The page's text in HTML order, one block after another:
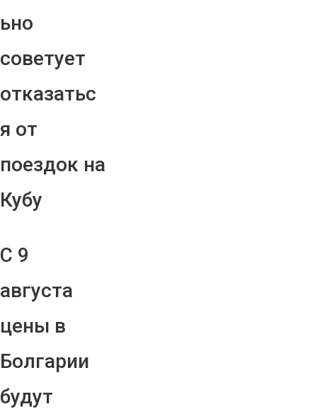
ьно
советует
отказатьс
я от
поездок на
Кубу
С 9
августа
цены в
Болгарии
будут